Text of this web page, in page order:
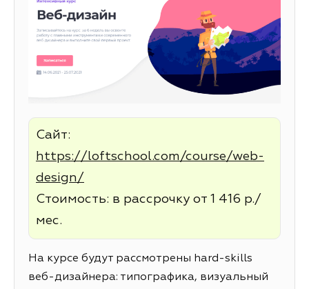
Сайт:
https://loftschool.com/course/web-
design/
Стоимость: в рассрочку от 1 416 р./
мес.
На курсе будут рассмотрены hard-skills
веб-дизайнера: типографика, визуальный